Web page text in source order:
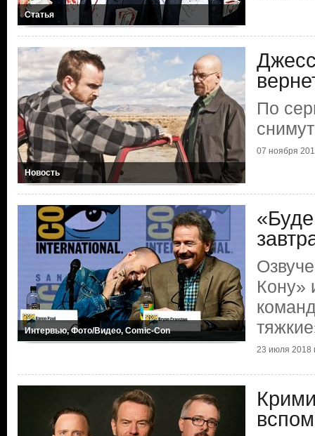
Статья
Новость
По
07 ноября
Интервью, Фото/Видео, Comic-Con
Кону»
23 июля 2018